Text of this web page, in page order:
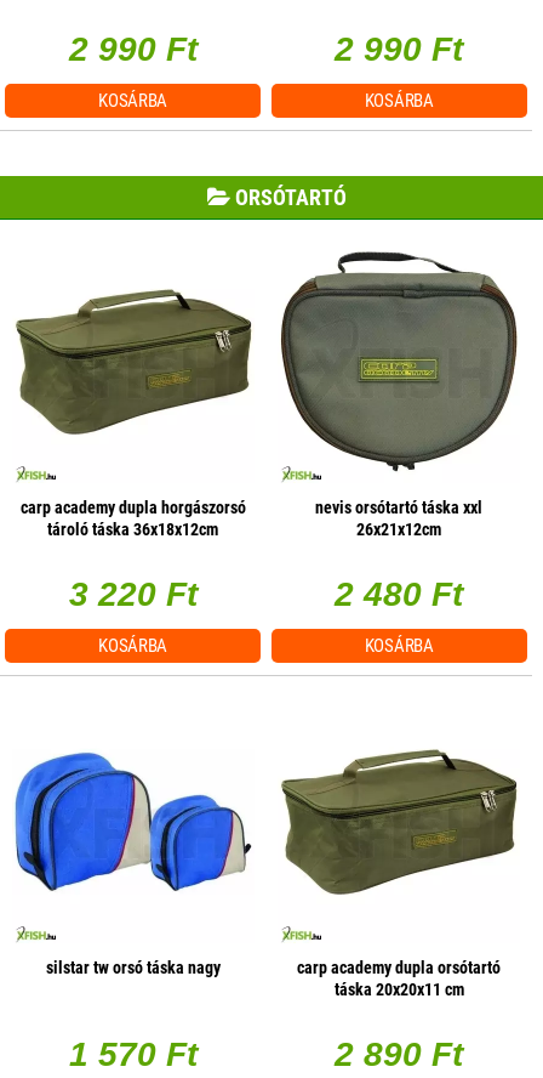
2 990 Ft
KOSÁRBA
2 990 Ft
KOSÁRBA
ORSÓTARTÓ
carp academy dupla horgászorsó
tároló táska 36x18x12cm
3 220 Ft
KOSÁRBA
nevis orsótartó táska xxl
26x21x12cm
2 480 Ft
KOSÁRBA
silstar tw orsó táska nagy
1 570 Ft
carp academy dupla orsótartó
táska 20x20x11 cm
2 890 Ft